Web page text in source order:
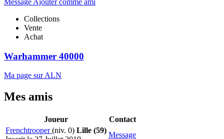
Collections
Vente
Achat
Warhammer 40000
Ma page sur ALN
Mes amis
Joueur
Contact
Frenchtrooper(niv. 0) Lille (59)
Message